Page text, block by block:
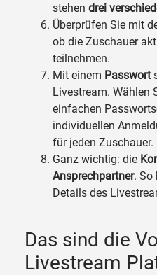
stehen drei
Überprüfen Sie mit
ob die Zuschauer
teilnehmen.
Mit einem Passwort
Livestream. Wählen
einfachen
individuellen
für jeden Zuschauer.
Ganz wichtig: die
Ansprechpartner. So
Details des
Das sind die
Livestream